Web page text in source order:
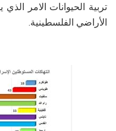
تربية الحيوانات الامر
الأراضي الفلسطينية.